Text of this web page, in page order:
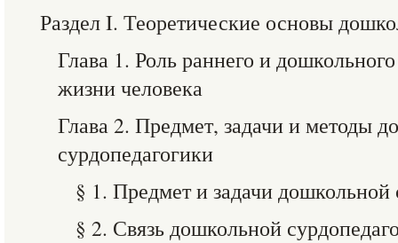
Раздел I. Теоретические основы
Глава 1. Роль раннего и
жизни человека
Глава 2. Предмет, задачи и методы
сурдопедагогики
§ 1. Предмет и задачи дошкольной
§ 2. Связь дошкольной